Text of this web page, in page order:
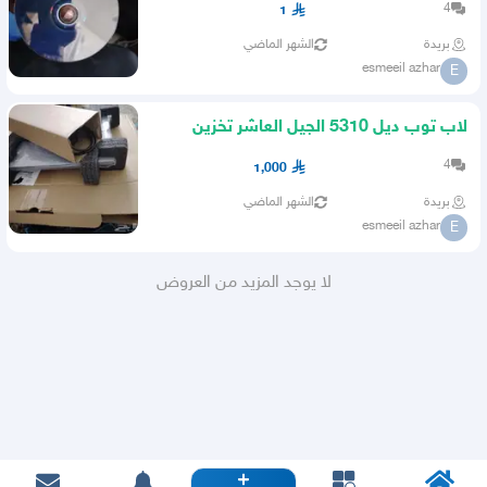
4
1
بريدة الشهر الماضي
E
esmeeil azhar
لاب توب ديل 5310 الجيل العاشر تخزين
256 SSD RAM 8
4
1,000
بريدة الشهر الماضي
E
esmeeil azhar
لا يوجد المزيد من العروض